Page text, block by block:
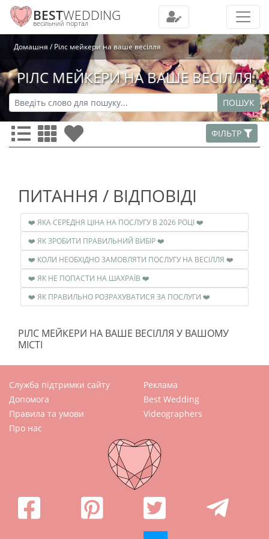
BESTWEDDING
весільний портал
Домашня Рілс мейкери на ваше весілля
РІЛС МЕЙКЕРИ НА ВАШЕ ВЕСІЛЛЯ
ПОШУК
ФІЛЬТР
ПИТАННЯ / ВІДПОВІДІ
❤️ ЯКА СЕРЕДНЯ ЦІНА НА ПОСЛУГУ В 2026 РОЦІ ❤️
❤️ ЯК ЗРОБИТИ ПРАВИЛЬНИЙ ВИБІР ❤️
❤️ КОЛИ НЕОБХІДНО ЗАМОВЛЯТИ ПОСЛУГУ НА ВЕСІЛЛЯ ❤️
❤️ ЯК НЕ ПОПАСТИ НА ШАХРАЇВ ❤️
❤️ ЯК ПРАВИЛЬНО РОЗРАХУВАТИСЯ ЗА ПОСЛУГИ ❤️
РІЛС МЕЙКЕРИ НА ВАШЕ ВЕСІЛЛЯ У ВАШОМУ
МІСТІ
Служба підтримки сайту
Допомога
Правила та умови
Про нас
Реклама
Best Wedding
Videographers